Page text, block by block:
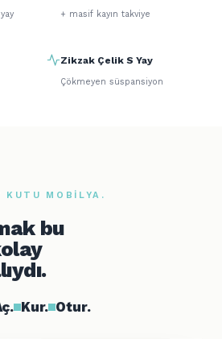
+ masif kayın takviye
Zikzak Çelik S Yay
Çökmeyen süspansiyon
KUTU MOBILYA.
bu
Kur. Otur.